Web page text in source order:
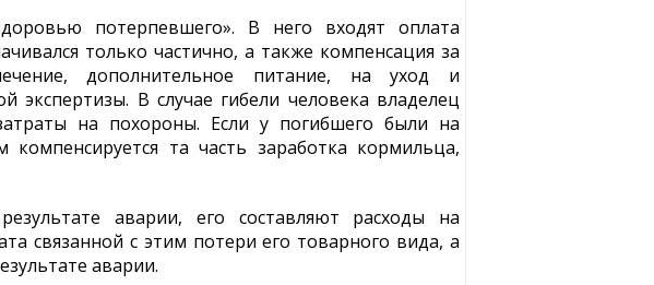
потерпевшего». В него входят оплата
только частично, а также компенсация за
дополнительное питание, на уход и
экспертизы. В случае гибели человека владелец
на похороны. Если у погибшего были на
та часть заработка кормильца,
аварии, его составляют расходы на
связанной с этим потери его товарного вида, а
аварии.